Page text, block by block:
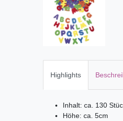
Highlights
Inhalt: ca. 130
Höhe: ca. 5cm